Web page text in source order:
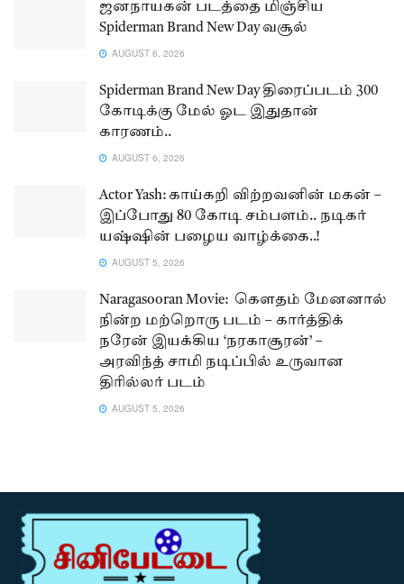
ஜனநாயகன் படத்தை மிஞ்சிய
Spiderman Brand New Day வசூல்
AUGUST 6, 2026
Spiderman Brand New Day திரைப்படம் 300
கோடிக்கு மேல் ஓட இதுதான்
காரணம்..
AUGUST 6, 2026
Actor Yash: காய்கறி விற்றவனின் மகன் –
இப்போது 80 கோடி சம்பளம்.. நடிகர்
யஷ்ஷின் பழைய வாழ்க்கை..!
AUGUST 5, 2026
Naragasooran Movie: கௌதம் மேனனால்
நின்ற மற்றொரு படம் – கார்த்திக்
நரேன் இயக்கிய ‘நரகாசூரன்’ –
அரவிந்த் சாமி நடிப்பில் உருவான
திரில்லர் படம்
AUGUST 5, 2026